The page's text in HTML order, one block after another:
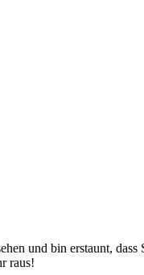
und bin erstaunt,
raus!